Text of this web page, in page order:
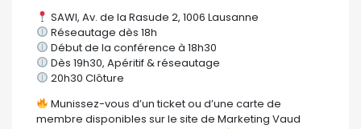
SAWI, Av. de la Rasude 2, 1006 Lausanne
Réseautage dès 18h
Début de la conférence à 18h30
Dès 19h30, Apéritif & réseautage
20h30 Clôture
Munissez-vous d’un ticket ou d’une carte de
membre disponibles sur le site de Marketing Vaud